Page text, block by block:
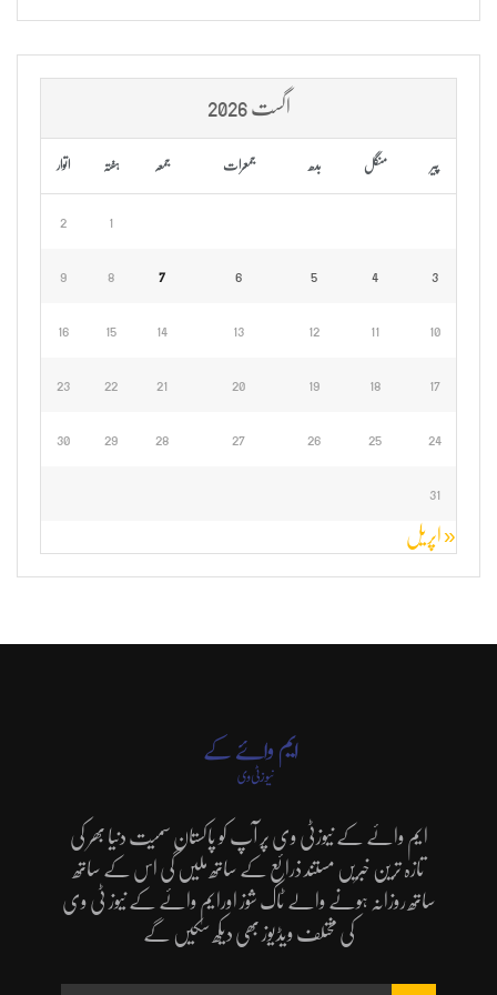
اگست 2026
پیر منگل بدھ جمعرات جمعہ ہفتہ اتوار
1
2
3
4
5
6
7
8
9
10
11
12
13
14
15
16
17
18
19
20
21
22
23
24
25
26
27
28
29
30
31
« اپریل
ایم وائے کے نیوزٹی وی پر آپ کو پاکستان سمیت دنیا بھر کی
تازہ ترین خبریں مستند ذرائع کے ساتھ ملیں گی اس کے ساتھ
ساتھ روزانہ ہونے والے ٹاک شوز اورایم وائے کے نیوز ٹی وی
کی مختلف ویڈیوز بھی دیکھ سکیں گے